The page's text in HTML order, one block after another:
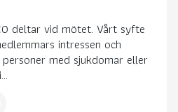
deltar vid mötet. Vårt syfte
intressen och
med sjukdomar eller